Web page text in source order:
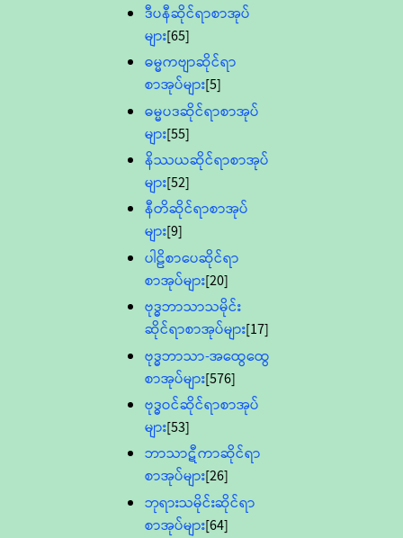
ဒီပနီဆိုင်ရာစာအုပ်
များ[65]
ဓမ္မကဗျာဆိုင်ရာ
စာအုပ်များ[5]
ဓမ္မပဒဆိုင်ရာစာအုပ်
များ[55]
နိဿယဆိုင်ရာစာအုပ်
များ[52]
နီတိဆိုင်ရာစာအုပ်
များ[9]
ပါဠိစာပေဆိုင်ရာ
စာအုပ်များ[20]
ဗုဒ္ဓဘာသာသမိုင်း
ဆိုင်ရာစာအုပ်များ[17]
ဗုဒ္ဓဘာသာ-အထွေထွေ
စာအုပ်များ[576]
ဗုဒ္ဓဝင်ဆိုင်ရာစာအုပ်
များ[53]
ဘာသာဋီကာဆိုင်ရာ
စာအုပ်များ[26]
ဘုရားသမိုင်းဆိုင်ရာ
စာအုပ်များ[64]